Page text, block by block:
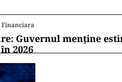
Financiara
Guvernul menține
2026